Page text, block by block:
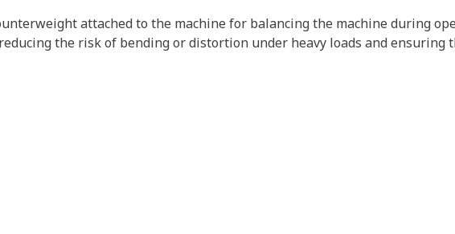
attached to the machine for balancing the machine during
the risk of bending or distortion under heavy loads and ensuring